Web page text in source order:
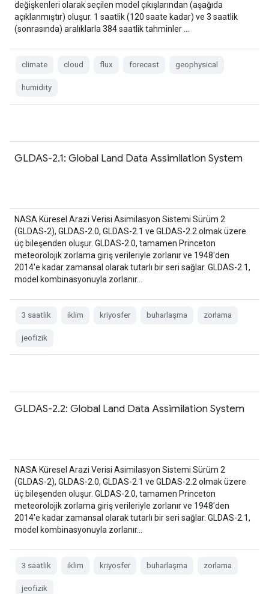
değişkenleri olarak seçilen model çıkışlarından (aşağıda
açıklanmıştır) oluşur. 1 saatlik (120 saate kadar) ve 3 saatlik
(sonrasında) aralıklarla 384 saatlik tahminler …
climate cloud flux forecast geophysical
humidity
GLDAS-2.1: Global Land Data Assimilation System
NASA Küresel Arazi Verisi Asimilasyon Sistemi Sürüm 2
(GLDAS-2), GLDAS-2.0, GLDAS-2.1 ve GLDAS-2.2 olmak üzere
üç bileşenden oluşur. GLDAS-2.0, tamamen Princeton
meteorolojik zorlama giriş verileriyle zorlanır ve 1948'den
2014'e kadar zamansal olarak tutarlı bir seri sağlar. GLDAS-2.1,
model kombinasyonuyla zorlanır…
3 saatlik iklim kriyosfer buharlaşma zorlama
jeofizik
GLDAS-2.2: Global Land Data Assimilation System
NASA Küresel Arazi Verisi Asimilasyon Sistemi Sürüm 2
(GLDAS-2), GLDAS-2.0, GLDAS-2.1 ve GLDAS-2.2 olmak üzere
üç bileşenden oluşur. GLDAS-2.0, tamamen Princeton
meteorolojik zorlama giriş verileriyle zorlanır ve 1948'den
2014'e kadar zamansal olarak tutarlı bir seri sağlar. GLDAS-2.1,
model kombinasyonuyla zorlanır…
3 saatlik iklim kriyosfer buharlaşma zorlama
jeofizik